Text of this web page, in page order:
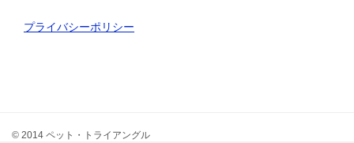
プライバシーポリシー
© 2014 ペット・トライアングル